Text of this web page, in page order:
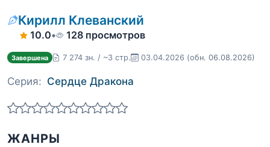
Кирилл Клеванский
10.0• 128 просмотров
Завершена 7 274 зн. / ~3 стр. 03.04.2026 (обн. 06.08.2026)
Серия: Сердце Дракона
ЖАНРЫ